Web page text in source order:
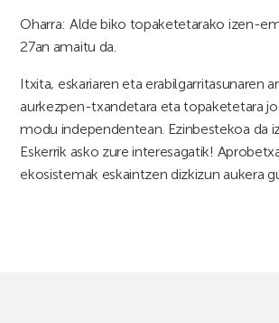
Oharra: Alde biko topaketetarako izen-
27an amaitu da.
Itxita, eskariaren eta erabilgarritasunaren
aurkezpen-txandetara eta topaketetara
modu independentean. Ezinbestekoa da
Eskerrik asko zure interesagatik!
ekosistemak eskaintzen dizkizun aukera